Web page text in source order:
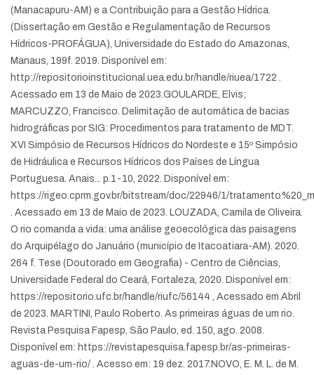
(Manacapuru-AM) e a Contribuição para a Gestão Hídrica.
(Dissertação em Gestão e Regulamentação de Recursos
Hídricos-PROFÁGUA), Universidade do Estado do Amazonas,
Manaus, 199f. 2019. Disponível em:
http://repositorioinstitucional.uea.edu.br/handle/riuea/1722 .
Acessado em 13 de Maio de 2023.GOULARDE, Elvis;
MARCUZZO, Francisco. Delimitação de automática de bacias
hidrográficas por SIG: Procedimentos para tratamento de MDT.
XVI Simpósio de Recursos Hídricos do Nordeste e 15º Simpósio
de Hidráulica e Recursos Hídricos dos Países de Língua
Portuguesa. Anais... p.1-10, 2022. Disponível em:
https://rigeo.cprm.gov.br/bitstream/doc/22946/1/
. Acessado em 13 de Maio de 2023. LOUZADA, Camila de Oliveira.
O rio comanda a vida: uma análise geoecológica das paisagens
do Arquipélago do Januário (município de Itacoatiara-AM). 2020.
264 f. Tese (Doutorado em Geografia) - Centro de Ciências,
Universidade Federal do Ceará, Fortaleza, 2020. Disponível em:
https://repositorio.ufc.br/handle/riufc/56144 , Acessado em Abril
de 2023. MARTINI, Paulo Roberto. As primeiras águas de um rio.
Revista Pesquisa Fapesp, São Paulo, ed. 150, ago. 2008.
Disponível em: https://revistapesquisa.fapesp.br/as-primeiras-
aguas-de-um-rio/ . Acesso em: 19 dez. 2017. NOVO, E. M. L. de M.